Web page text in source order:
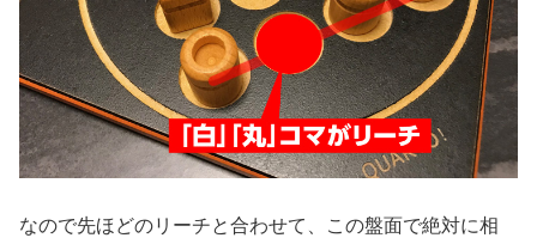
なので先ほどのリーチと合わせて、この盤面で絶対に相